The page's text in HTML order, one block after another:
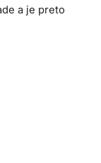
a je preto